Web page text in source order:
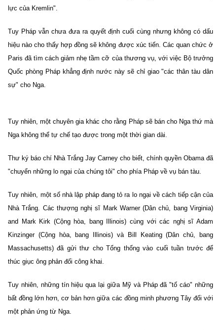
lực của Kremlin".
Tuy Pháp vẫn chưa đưa ra quyết định cuối cùng nhưng không có dấu
hiệu nào cho thấy hợp đồng sẽ không được xúc tiến. Các quan chức ở
Paris đã tìm cách giảm nhẹ tầm cỡ của thương vụ, với việc Bộ trưởng
Quốc phòng Pháp khẳng định nước này sẽ chỉ giao "các thân tàu dân
sự" cho Nga.
Tuy nhiên, một chuyên gia khác cho rằng Pháp sẽ bán cho Nga thứ mà
Nga không thể tự chế tạo được trong một thời gian dài.
Thư ký báo chí Nhà Trắng Jay Carney cho biết, chính quyền Obama đã
"chuyển những lo ngại của chúng tôi" cho phía Pháp về vụ bán tàu.
Tuy nhiên, một số nhà lập pháp đang tỏ ra lo ngại về cách tiếp cận của
Nhà Trắng. Các thượng nghị sĩ Mark Warner (Dân chủ, bang Virginia)
and Mark Kirk (Cộng hòa, bang Illinois) cùng với các nghị sĩ Adam
Kinzinger (Cộng hòa, bang Illinois) và Bill Keating (Dân chủ, bang
Massachusetts) đã gửi thư cho Tổng thống vào cuối tuần trước để
thúc giục ông phản đối công khai.
Tuy nhiên, những tín hiệu qua lại giữa Mỹ và Pháp đã "tố cáo" những
bất đồng lớn hơn, cơ bản hơn giữa các đồng minh phương Tây đối với
một phản ứng từ Nga.